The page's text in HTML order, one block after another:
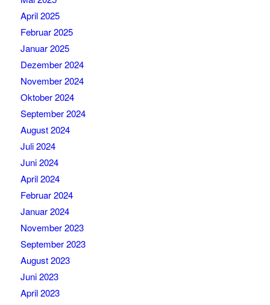
April 2025
Februar 2025
Januar 2025
Dezember 2024
November 2024
Oktober 2024
September 2024
August 2024
Juli 2024
Juni 2024
April 2024
Februar 2024
Januar 2024
November 2023
September 2023
August 2023
Juni 2023
April 2023